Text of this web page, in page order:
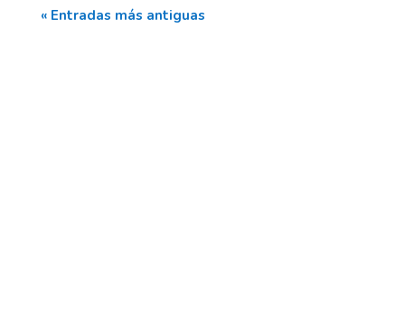
« Entradas más antiguas